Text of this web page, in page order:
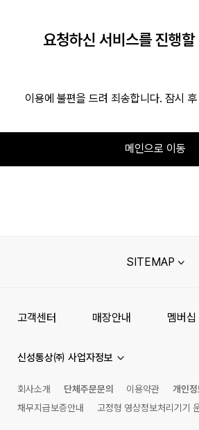
요청하신 서비스를 진행
이용에 불편을 드려 죄송합니다. 잠시
메인으로 이동
SITEMAP
고객센터 매장안내 멤버십
신성통상㈜ 사업자정보
회사소개 단체주문문의 이용약관
개인
채무지급보증안내
고정형 영상정보처리기기